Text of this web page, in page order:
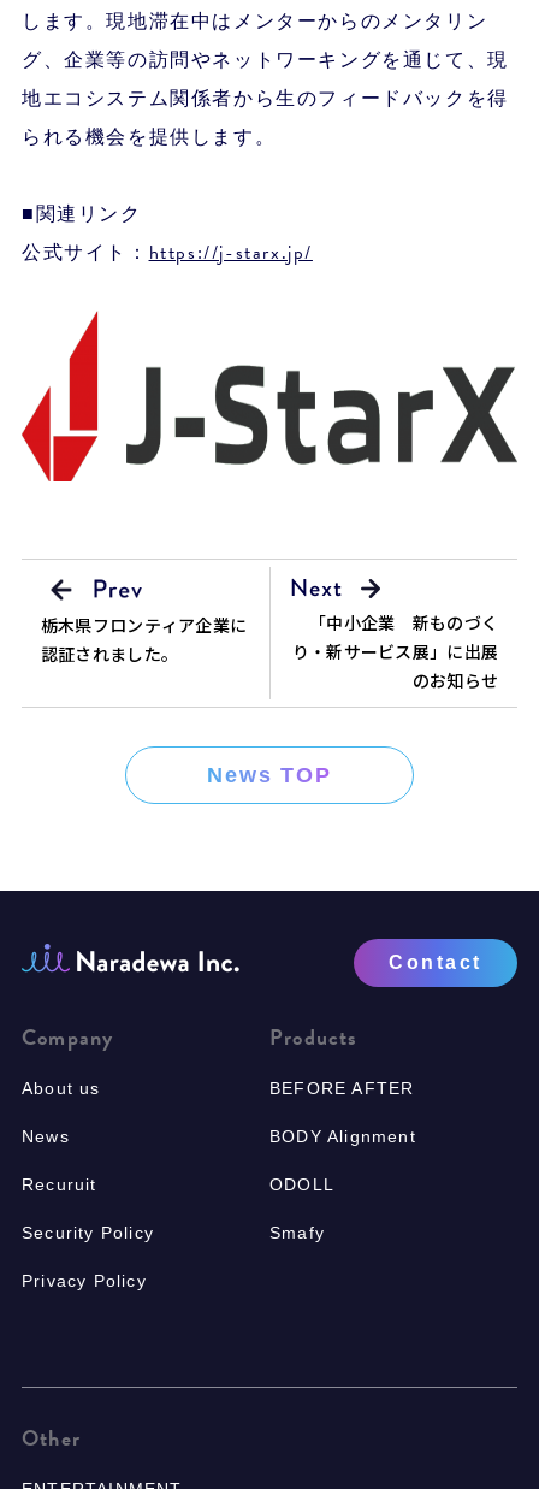
します。現地滞在中はメンターからのメンタリン
グ、企業等の訪問やネットワーキングを通じて、現
地エコシステム関係者から生のフィードバックを得
られる機会を提供します。
■関連リンク
公式サイト：https://j-starx.jp/
栃木県フロンティア企業に
認証されました。
「中小企業 新ものづく
り・新サービス展」に出展
のお知らせ
News TOP
Contact
Company
About us
News
Recuruit
Security Policy
Privacy Policy
Products
BEFORE AFTER
BODY Alignment
ODOLL
Smafy
Other